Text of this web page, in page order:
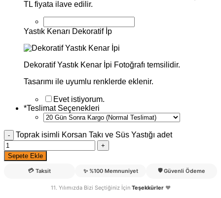
TL fiyata ilave edilir.
Yastık Kenarı Dekoratif İp
Dekoratif Yastık Kenar İpi Fotoğrafı temsilidir.
Tasarımı ile uyumlu renklerde eklenir.
Evet istiyorum.
*Teslimat Seçenekleri
Toprak isimli Korsan Takı ve Süs Yastığı adet
Sepete Ekle
💳 Taksit ✨ %100 Memnuniyet 🛡️ Güvenli Ödeme
11. Yılımızda Bizi Seçtiğiniz İçin Teşekkürler❤️